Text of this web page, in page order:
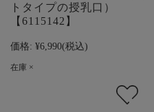
トタイプの授乳口）
【6115142】
価格: ¥6,990(税込)
在庫 ×